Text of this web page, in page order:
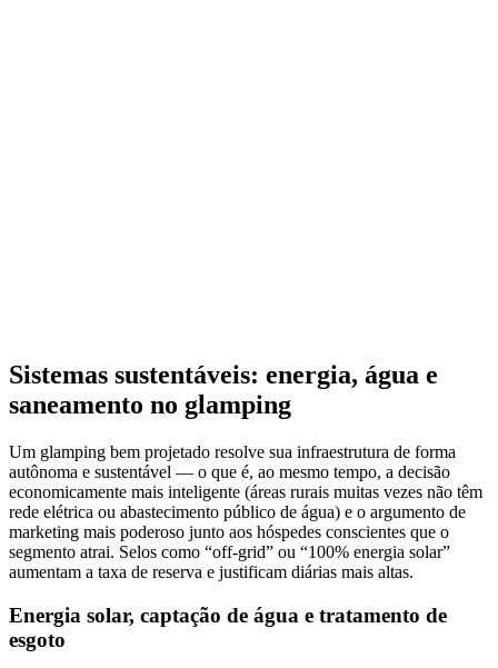
Sistemas sustentáveis: energia, água e
saneamento no glamping
Um glamping bem projetado resolve sua infraestrutura de forma
autônoma e sustentável — o que é, ao mesmo tempo, a decisão
economicamente mais inteligente (áreas rurais muitas vezes não têm
rede elétrica ou abastecimento público de água) e o argumento de
marketing mais poderoso junto aos hóspedes conscientes que o
segmento atrai. Selos como “off-grid” ou “100% energia solar”
aumentam a taxa de reserva e justificam diárias mais altas.
Energia solar, captação de água e tratamento de
esgoto